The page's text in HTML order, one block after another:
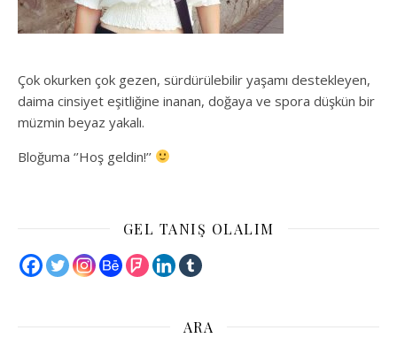
Çok okurken çok gezen, sürdürülebilir yaşamı destekleyen,
daima cinsiyet eşitliğine inanan, doğaya ve spora düşkün bir
müzmin beyaz yakalı.
Bloğuma ‘’Hoş geldin!’’
GEL TANIŞ OLALIM
ARA